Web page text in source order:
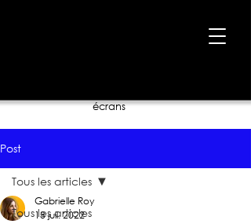
écrans
Post
Tous les articles
Tous les articles
Gabrielle Roy
13 juil. 2022